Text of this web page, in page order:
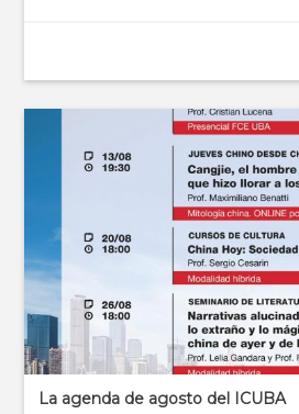
La agenda de agosto del ICUBA